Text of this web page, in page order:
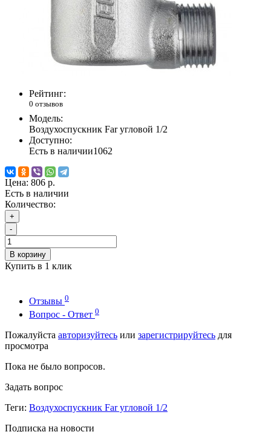
Рейтинг:
0 отзывов
Модель:
Воздухоспускник Far угловой 1/2
Доступно:
Есть в наличии1062
Цена: 806 р.
Есть в наличии
Количество:
+
-
В корзину
Купить в 1 клик
Отзывы 0
Вопрос - Ответ 0
Пожалуйста авторизуйтесь или зарегистрируйтесь для
просмотра
Пока не было вопросов.
Задать вопрос
Теги: Воздухоспускник Far угловой 1/2
Подписка на новости